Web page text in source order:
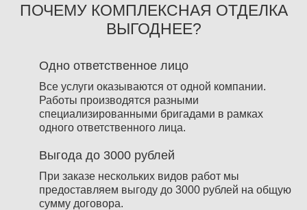
ПОЧЕМУ КОМПЛЕКСНАЯ ОТДЕЛКА
ВЫГОДНЕЕ?
Одно ответственное лицо
Все услуги оказываются от одной компании.
Работы производятся разными
специализированными бригадами в рамках
одного ответственного лица.
Выгода до 3000 рублей
При заказе нескольких видов работ мы
предоставляем выгоду до 3000 рублей на общую
сумму договора.